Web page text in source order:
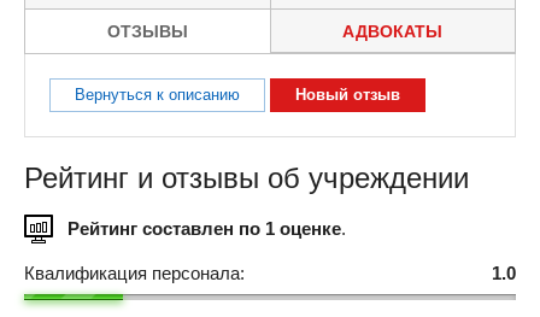
ОТЗЫВЫ АДВОКАТЫ
Вернуться к описанию Новый отзыв
Рейтинг и отзывы об учреждении
Рейтинг составлен по 1 оценке.
1.0
Квалификация персонала: